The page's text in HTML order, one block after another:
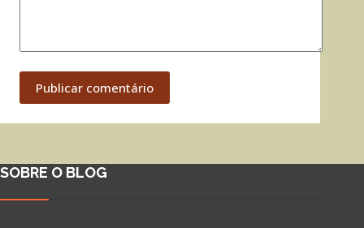
Publicar comentário
SOBRE O BLOG